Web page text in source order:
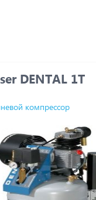
DENTAL 1T
компрессор